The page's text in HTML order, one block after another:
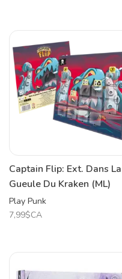
Captain Flip: Ext. Dans La
Gueule Du Kraken (ML)
Play Punk
7,99$CA